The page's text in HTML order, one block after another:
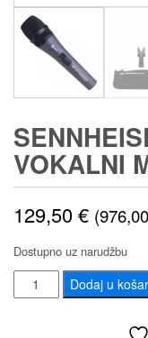
VOKALNI
129,50€
Dostupno uz narudžbu
SENNHEISER
E845
Dodaj u